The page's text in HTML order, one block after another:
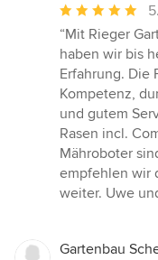
Bewertung:
5
von
5
Sternen
“Mit Rieger
haben wir bis
Erfahrung. Die
Kompetenz,
und gutem
Rasen incl.
Mähroboter
empfehlen wir
weiter. Uwe
Gartenbau